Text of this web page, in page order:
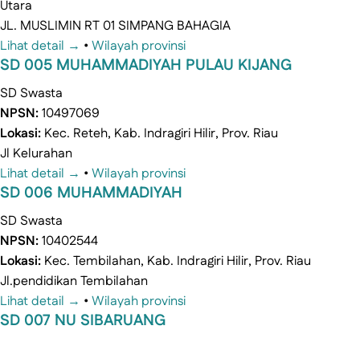
Utara
JL. MUSLIMIN RT 01 SIMPANG BAHAGIA
Lihat detail → • Wilayah provinsi
SD 005 MUHAMMADIYAH PULAU KIJANG
SD Swasta
NPSN:10497069
Lokasi: Kec. Reteh, Kab. Indragiri Hilir, Prov. Riau
Jl Kelurahan
Lihat detail → • Wilayah provinsi
SD 006 MUHAMMADIYAH
SD Swasta
NPSN:10402544
Lokasi: Kec. Tembilahan, Kab. Indragiri Hilir, Prov. Riau
Jl.pendidikan Tembilahan
Lihat detail → • Wilayah provinsi
SD 007 NU SIBARUANG